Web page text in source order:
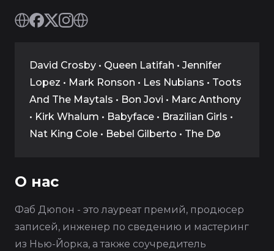
David Crosby • Queen Latifah • Jennifer
Lopez • Mark Ronson • Les Nubians • Toots
And The Maytals • Bon Jovi • Marc Anthony
• Kirk Whalum • Babyface • Brazilian Girls •
Nat King Cole • Bebel Gilberto • The Dø
О нас
Фаб Дюпон - это лауреат премий, продюсер
записей, инженер по сведению и мастеринг
из Нью-Йорка, а также соучредитель